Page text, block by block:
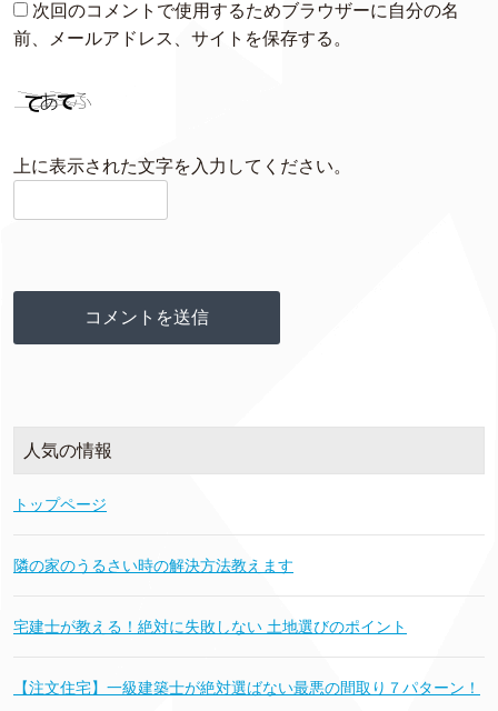
次回のコメントで使用するためブラウザーに自分の名
前、メールアドレス、サイトを保存する。
上に表示された文字を入力してください。
人気の情報
トップページ
隣の家のうるさい時の解決方法教えます
宅建士が教える！絶対に失敗しない 土地選びのポイント
【注文住宅】一級建築士が絶対選ばない最悪の間取り７パターン！